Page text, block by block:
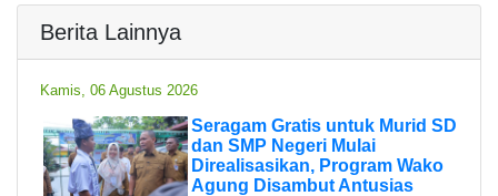
Berita Lainnya
Kamis, 06 Agustus 2026
Seragam Gratis untuk Murid SD
dan SMP Negeri Mulai
Direalisasikan, Program Wako
Agung Disambut Antusias